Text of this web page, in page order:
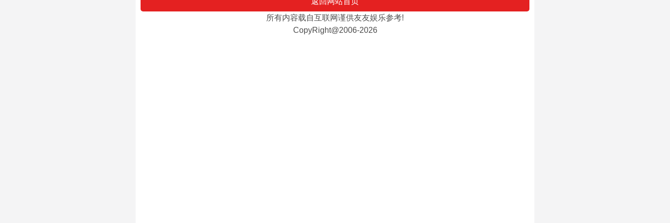
所有内容载自互联网谨供友友娱乐参考!
CopyRight@2006-2026